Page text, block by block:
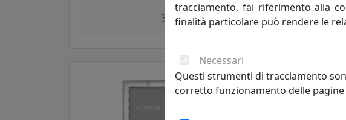
332,00 €
tracciamento, fai riferimento alla
finalità particolare può rendere le
Necessari
Questi strumenti di tracciamento
corretto funzionamento delle